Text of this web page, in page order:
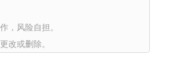
，风险自担。
改或删除。